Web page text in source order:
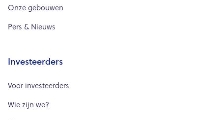
Onze gebouwen
Pers & Nieuws
Investeerders
Voor investeerders
Wie zijn we?